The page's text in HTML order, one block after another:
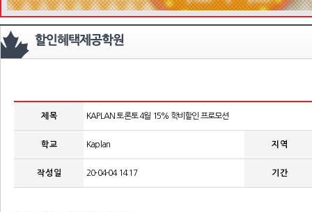
제 목 KAPLAN 토론토 4월 15% 학비할인 프로모션
학 교 Kaplan 지 역
작 성 일 20-04-04 14:17 기 간